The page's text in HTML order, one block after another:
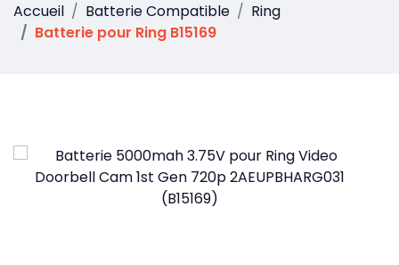
Accueil Batterie Compatible
Ring
Batterie pour Ring B15169